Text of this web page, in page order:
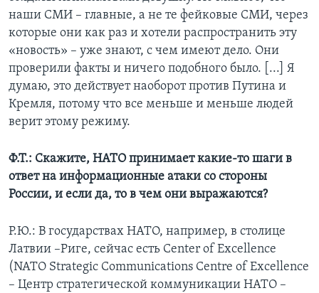
наши СМИ – главные, а не те фейковые СМИ, через
которые они как раз и хотели распространить эту
«новость» – уже знают, с чем имеют дело. Они
проверили факты и ничего подобного было. [...] Я
думаю, это действует наоборот против Путина и
Кремля, потому что все меньше и меньше людей
верит этому режиму.
Ф.Т.: Скажите, НАТО принимает какие-то шаги в
ответ на информационные атаки со стороны
России, и если да, то в чем они выражаются?
Р.Ю.: В государствах НАТО, например, в столице
Латвии –Риге, сейчас есть Center of Excellence
(NATO Strategic Communications Centre of Excellence
– Центр стратегической коммуникации НАТО –